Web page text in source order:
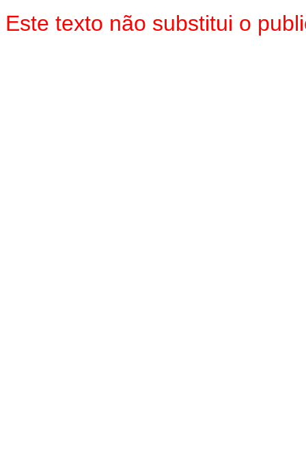
Este texto não substitui o